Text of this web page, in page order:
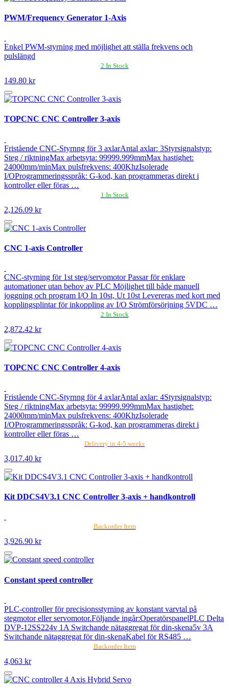
PWM/Frequency Generator 1-Axis
Enkel PWM-styrning med möjlighet att ställa frekvens och
pulslängd
2 In Stock
149.80 kr
TOPCNC CNC Controller 3-axis
Fristående CNC-Styrnng för 3 axlarAntal axlar: 3Styrsignalstyp:
Steg / riktningMax arbetsyta: 99999.999mmMax hastighet:
24000mm/minMax pulsfrekvens: 400KhzIsolerade
I/OProgrammeringsspråk: G-kod, kan programmeras direkt i
kontroller eller föras …
1 In Stock
2,126.09 kr
CNC 1-axis Controller
CNC-styrning för 1st steg/servomotor Passar för enklare
automationer utan behov av PLC Möjlighet till både manuell
joggning och program I/O In 10st, Ut 10st Levereras med kort med
kopplingsplintar för inkoppling av I/O Strömförsörjning 5VDC …
2 In Stock
2,872.42 kr
TOPCNC CNC Controller 4-axis
Fristående CNC-Styrnng för 4 axlarAntal axlar: 4Styrsignalstyp:
Steg / riktningMax arbetsyta: 99999.999mmMax hastighet:
24000mm/minMax pulsfrekvens: 400KhzIsolerade
I/OProgrammeringsspråk: G-kod, kan programmeras direkt i
kontroller eller föras …
Delivery in 4-5 weeks
3,017.40 kr
Kit DDCS4V3.1 CNC Controller 3-axis + handkontroll
Backorder Item
3,926.90 kr
Constant speed controller
PLC-controller för precisionsstyrning av konstant varvtal på
stegmotor eller servomotor.Följande ingår:OperatörspanelPLC Delta
DVP-12SS224v 1A Switchande nätaggregat för din-skena5v 3A
Switchande nätaggregat för din-skenaKabel för RS485 …
Backorder Item
4,063 kr